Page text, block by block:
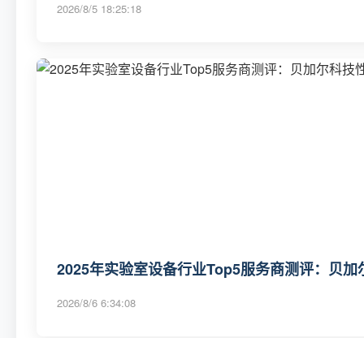
2026/8/5 18:25:18
2025年实验室设备行业Top5服务商测评：贝
2026/8/6 6:34:08